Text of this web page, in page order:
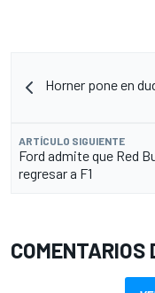
Horner pone en
ARTÍCULO SIGUIENTE
Ford admite que Red
regresar a F1
COMENTARIOS